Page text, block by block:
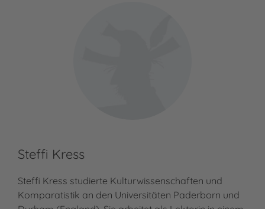
Steffi Kress
Steffi Kress studierte Kulturwissenschaften und
Komparatistik an den Universitäten Paderborn und